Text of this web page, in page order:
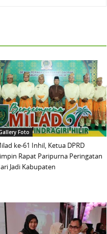
Foto
ke-61 Inhil, Ketua DPRD
Rapat Paripurna Peringatan
Jadi Kabupaten